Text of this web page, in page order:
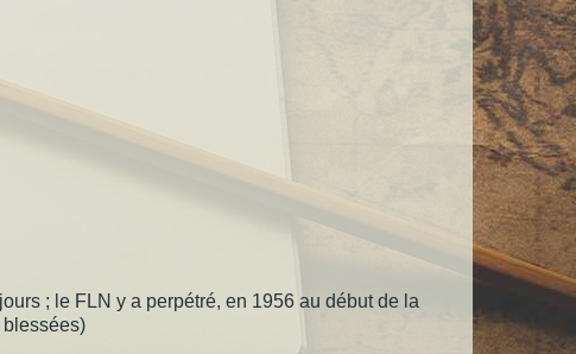
; le FLN y a perpétré, en 1956 au début de la